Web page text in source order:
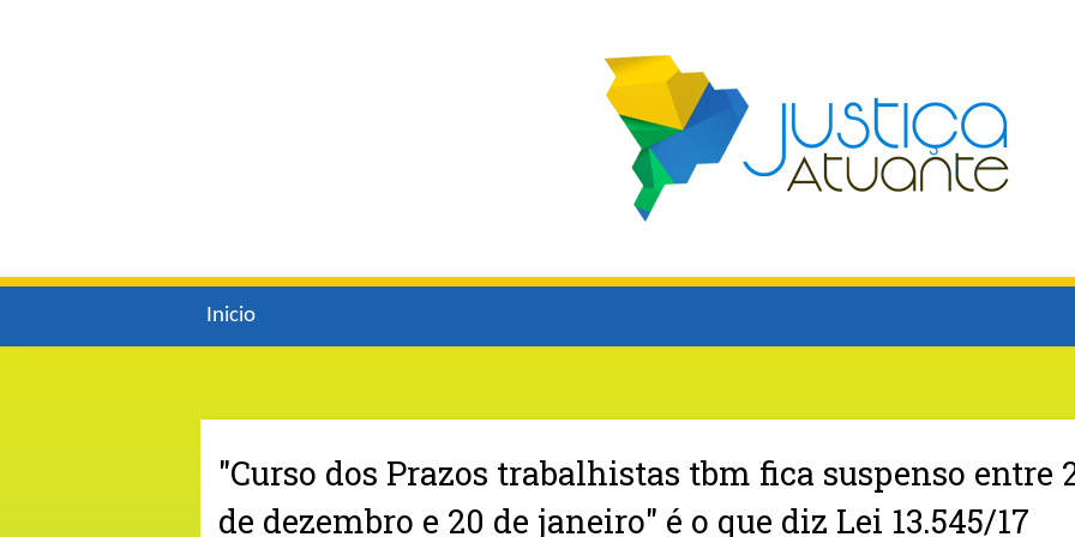
Inicio
"Curso dos Prazos trabalhistas tbm fica suspenso entre
de dezembro e 20 de janeiro" é o que diz Lei 13.545/17